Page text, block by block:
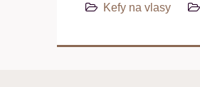
Kefy na vlasy